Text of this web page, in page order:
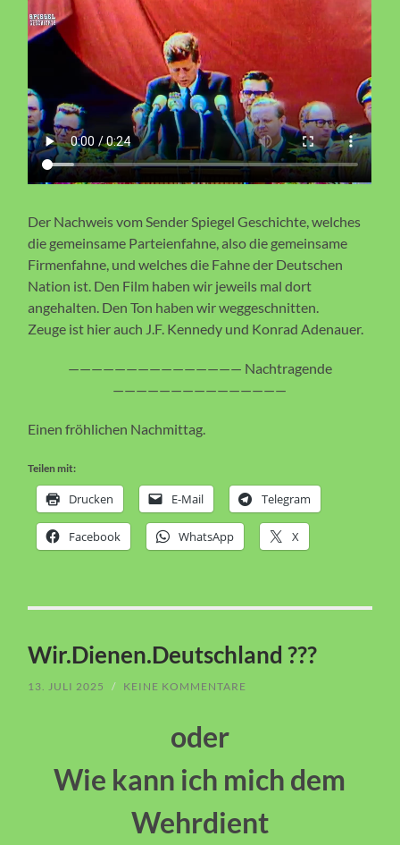
Der Nachweis vom Sender Spiegel Geschichte, welches
die gemeinsame Parteienfahne, also die gemeinsame
Firmenfahne, und welches die Fahne der Deutschen
Nation ist. Den Film haben wir jeweils mal dort
angehalten. Den Ton haben wir weggeschnitten.
Zeuge ist hier auch J.F. Kennedy und Konrad Adenauer.
——————————————— Nachtragende
———————————————
Einen fröhlichen Nachmittag.
Teilen mit:
Drucken E-Mail Telegram
Facebook WhatsApp X
Wir.Dienen.Deutschland ???
13. JULI 2025 / KEINE KOMMENTARE
oder
Wie kann ich mich dem
Wehrdient